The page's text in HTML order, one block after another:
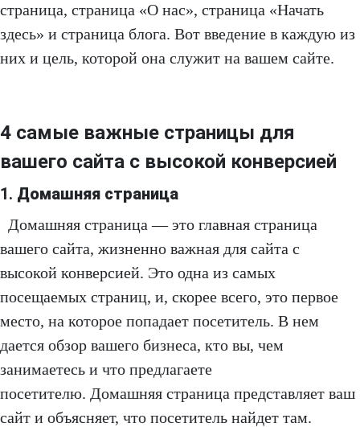
страница, страница «О нас», страница «Начать
здесь» и страница блога. Вот введение в каждую из
них и цель, которой она служит на вашем сайте.
4 самые важные страницы для
вашего сайта с высокой конверсией
1. Домашняя страница
Домашняя страница — это главная страница
вашего сайта, жизненно важная для сайта с
высокой конверсией. Это одна из самых
посещаемых страниц, и, скорее всего, это первое
место, на которое попадает посетитель. В нем
дается обзор вашего бизнеса, кто вы, чем
занимаетесь и что предлагаете
посетителю. Домашняя страница представляет ваш
сайт и объясняет, что посетитель найдет там.